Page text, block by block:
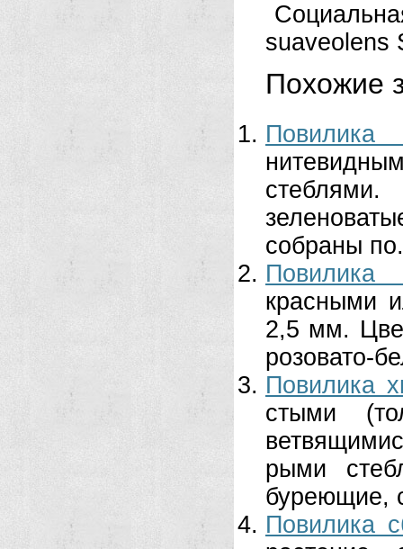
suaveolens
Похожие
Повилика
собраны
Повилика
красными
2,5 мм.
розовато-
Повилика
стыми
рыми
буреющие,
Повилика